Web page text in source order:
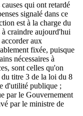
qui ont retardé
signalé dans ce
est à la charge du
craindre aujourd'hui
aux
fixée, puisque
nécessaires à
sont celles qu'on
titre 3 de la loi du 8
d'utilité publique ;
par le Gouvernement
par le ministre de